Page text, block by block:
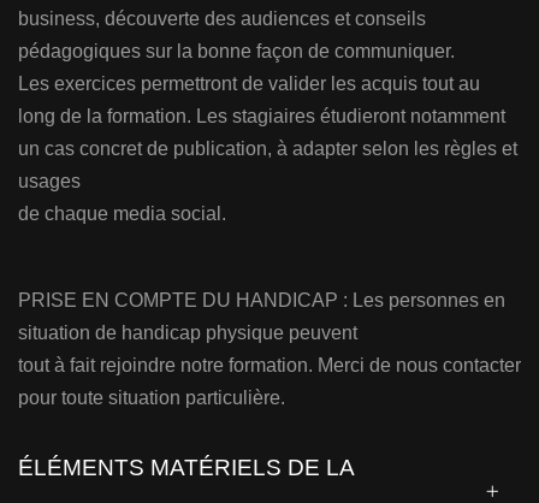
business, découverte des audiences et conseils
pédagogiques sur la bonne façon de communiquer.
Les exercices permettront de valider les acquis tout au
long de la formation. Les stagiaires étudieront notamment
un cas concret de publication, à adapter selon les règles et
usages
de chaque media social.
PRISE EN COMPTE DU HANDICAP : Les personnes en
situation de handicap physique peuvent
tout à fait rejoindre notre formation. Merci de nous contacter
pour toute situation particulière.
ÉLÉMENTS MATÉRIELS DE LA